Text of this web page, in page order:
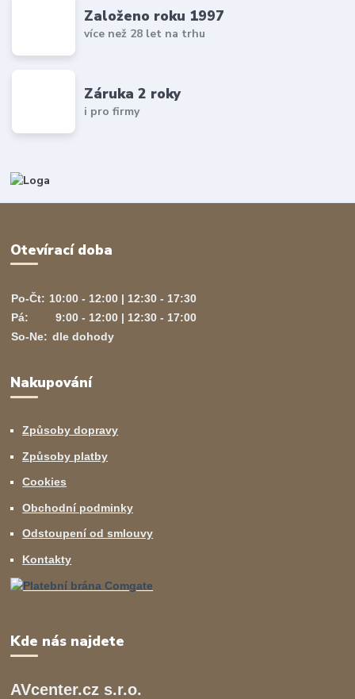
Založeno roku 1997
více než 28 let na trhu
Záruka 2 roky
i pro firmy
Otevírací doba
Po-Čt: 10:00 - 12:00 | 12:30 - 17:30
Pá:
9:00 - 12:00 | 12:30 - 17:00
So-Ne: dle dohody
Nakupování
Způsoby dopravy
Způsoby platby
Cookies
Obchodní podminky
Odstoupení od smlouvy
Kontakty
Kde nás najdete
AVcenter.cz s.r.o.